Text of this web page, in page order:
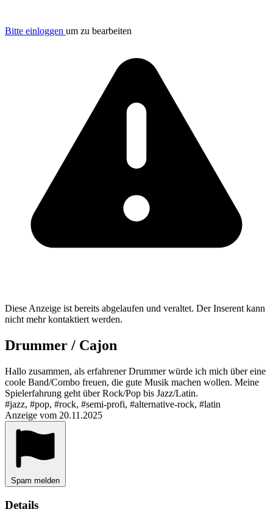
Bitte einloggen um zu bearbeiten
Diese Anzeige ist bereits abgelaufen und veraltet. Der Inserent kann
nicht mehr kontaktiert werden.
Drummer / Cajon
Hallo zusammen, als erfahrener Drummer würde ich mich über eine
coole Band/Combo freuen, die gute Musik machen wollen. Meine
Spielerfahrung geht über Rock/Pop bis Jazz/Latin.
#jazz, #pop, #rock, #semi-profi, #alternative-rock, #latin
Anzeige vom 20.11.2025
Spam melden
Details